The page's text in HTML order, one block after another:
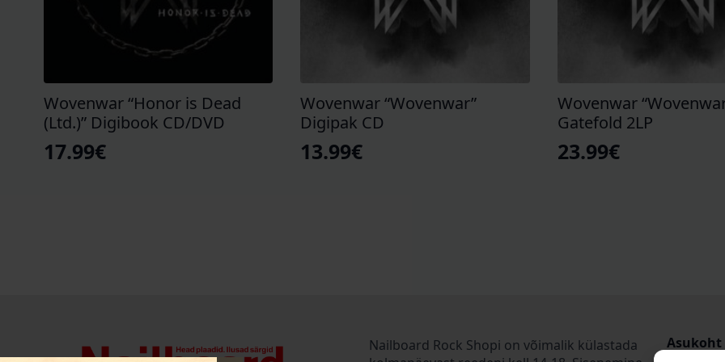
Wovenwar “Honor is Dead
(Ltd.)” Digibook CD/DVD
17.99€
Wovenwar “Wovenwar”
Digipak CD
13.99€
Wovenwar
Gatefold 2LP
23.99€
Nailboard Rock Shopi on võimalik külastada
Asukoht